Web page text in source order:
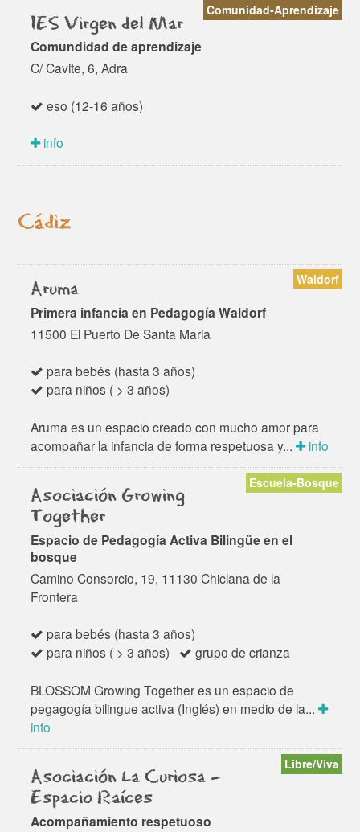
IES Virgen del Mar
Comunidad-Aprendizaje
Comundidad de aprendizaje
C/ Cavite, 6, Adra
eso (12-16 años)
info
Cádiz
Aruma Waldorf
Primera infancia en Pedagogía Waldorf
11500 El Puerto De Santa Maria
para bebés (hasta 3 años)
para niños ( > 3 años)
Aruma es un espacio creado con mucho amor para
acompañar la infancia de forma respetuosa y...
info
Asociación Growing
Together
Escuela-Bosque
Espacio de Pedagogía Activa Bilingüe en el
bosque
Camino Consorcio, 19, 11130 Chiclana de la
Frontera
para bebés (hasta 3 años)
para niños ( > 3 años)
grupo de crianza
BLOSSOM Growing Together es un espacio de
pegagogía bilingue activa (Inglés) en medio de la...
info
Asociación La Curiosa -
Espacio Raíces
Libre/Viva
Acompañamiento respetuoso